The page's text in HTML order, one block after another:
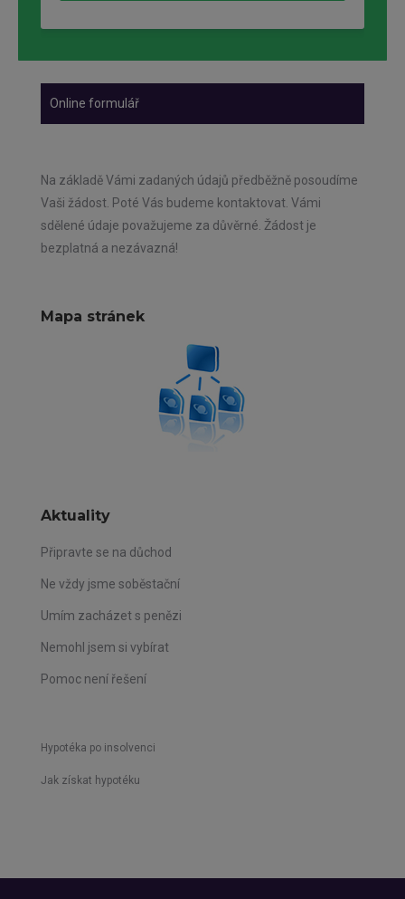
Online formulář
Na základě Vámi zadaných údajů předběžně posoudíme
Vaši žádost. Poté Vás budeme kontaktovat. Vámi
sdělené údaje považujeme za důvěrné. Žádost je
bezplatná a nezávazná!
Mapa stránek
Aktuality
Připravte se na důchod
Ne vždy jsme soběstační
Umím zacházet s penězi
Nemohl jsem si vybírat
Pomoc není řešení
Hypotéka po insolvenci
Jak získat hypotéku